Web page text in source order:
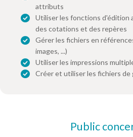
attributs
Utiliser les fonctions d'édition
des cotations et des repères
Gérer les fichiers en
images, ...)
Utiliser les impressions
Créer et utiliser les fichiers de
Public